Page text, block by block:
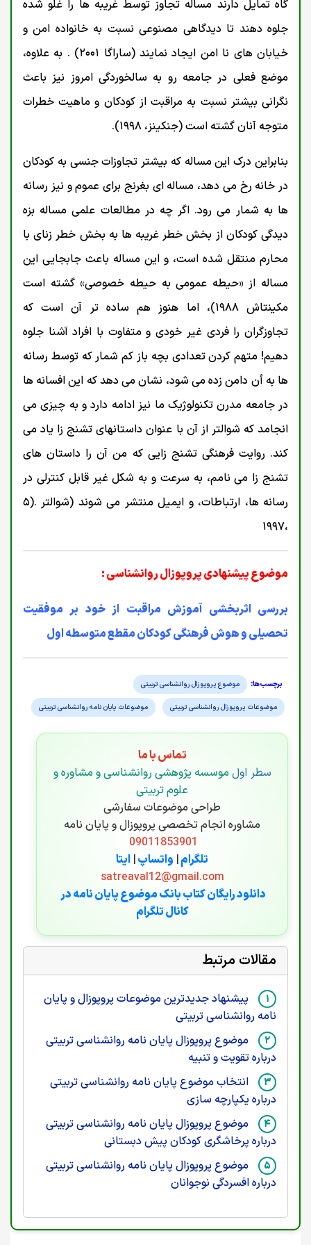
گاه تمایل دارند مساله تجاوز توسط غریبه ها را غلو شده
جلوه دهند تا دیدگاهی مصنوعی نسبت به خانواده امن و
خیابان های نا امن ایجاد نمایند (ساراگا ۲۰۰۱) . به علاوه،
موضع فعلی در جامعه رو به سالخوردگی امروز نیز باعث
نگرانی بیشتر نسبت به مراقبت از کودکان و ماهیت خطرات
متوجه آنان گشته است (جنکینز، ۱۹۹۸).
بنابراین درک این مساله که بیشتر تجاوزات جنسی به کودکان
در خانه رخ می دهد، مساله ای بغرنج برای عموم و نیز رسانه
ها به شمار می رود. اگر چه در مطالعات علمی مساله بزه
دیدگی کودکان از بخش خطر غریبه ها به بخش خطر زنای با
محارم منتقل شده است، و این مساله باعث جابجایی این
مساله از «حیطه عمومی به حیطه خصوصی» گشته است
مکینتاش ۱۹۸۸)، اما هنوز هم ساده تر آن است که
تجاوزگران را فردی غیر خودی و متفاوت با افراد آشنا جلوه
دهیم! متهم کردن تعدادی بچه باز کم شمار که توسط رسانه
ها به أن دامن زده می شود، نشان می دهد که این افسانه ها
در جامعه مدرن تکنولوژیک ما نیز ادامه دارد و به چیزی می
انجامد که شوالتر از آن با عنوان داستانهای تشنج زا یاد می
کند. روایت فرهنگی تشنج زایی که من آن را داستان های
تشنج زا می نامم، به سرعت و به شکل غیر قابل کنترلی در
رسانه ها، ارتباطات، و ایمیل منتشر می شوند (شوالتر .(۵
،۱۹۹۷
موضوع پیشنهادی پروپوزال روانشناسی :
بررسی اثربخشی آموزش مراقبت از خود بر موفقیت
تحصیلی و هوش فرهنگی کودکان مقطع متوسطه اول
موضوع پروپوزال روانشناسی تربیتی
موضوعات پروپوزال روانشناسی تربیتی موضوعات پایان نامه روانشناسی تربیتی
تماس با ما
سطر اول موسسه پژوهشی روانشناسی و مشاوره و
علوم تربیتی
طراحی موضوعات سفارشی
مشاوره انجام تخصصی پروپوزال و پایان نامه
09011853901
تلگرام| واتساپ| ایتا
satreaval12@gmail.com
دانلود رایگان کتاب بانک موضوع پایان نامه در
کانال تلگرام
مقالات مرتبط
پیشنهاد جدیدترین موضوعات پروپوزال و پایان
نامه روانشناسی تربیتی
موضوع پروپوزال پایان نامه روانشناسی تربیتی
درباره تقویت و تنبیه
انتخاب موضوع پایان نامه روانشناسی تربیتی
درباره یکپارچه سازی
موضوع پروپوزال پایان نامه روانشناسی تربیتی
درباره پرخاشگری کودکان پیش دبستانی
موضوع پروپوزال پایان نامه روانشناسی تربیتی
درباره افسردگی نوجوانان